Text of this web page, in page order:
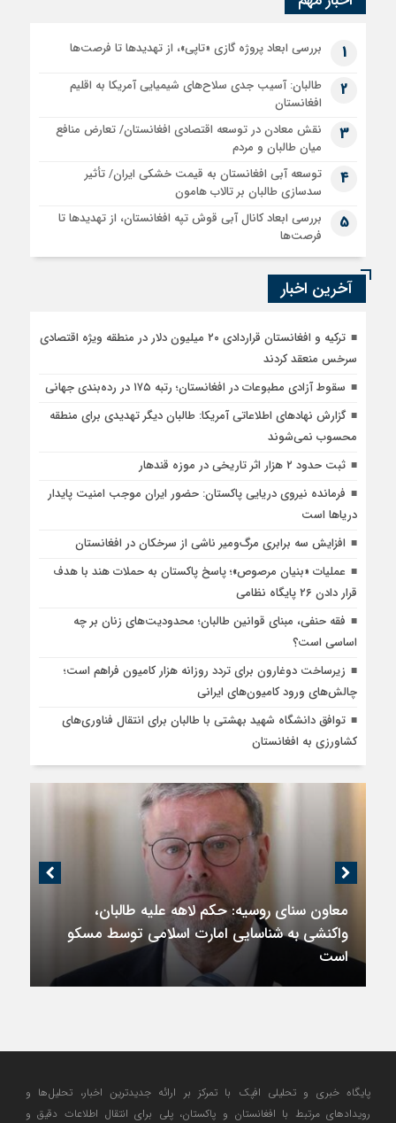
1 بررسی ابعاد پروژه گازی «تاپی»، از تهدیدها تا فرصت‌ها
2
طالبان: آسیب جدی سلاح‌های شیمیایی آمریکا به اقلیم
افغانستان
3
نقش معادن در توسعه اقتصادی افغانستان/ تعارض منافع
میان طالبان و مردم
4
توسعه آبی افغانستان به قیمت خشکی ایران/ تأثیر
سدسازی طالبان بر تالاب هامون
5
بررسی ابعاد کانال آبی قوش تپه افغانستان، از تهدیدها تا
فرصت‌ها
آخرین اخبار
ترکیه و افغانستان قراردادی ۲۰ میلیون دلار در منطقه ویژه اقتصادی
سرخس منعقد کردند
سقوط آزادی مطبوعات در افغانستان؛ رتبه ۱۷۵ در رده‌بندی جهانی
گزارش نهادهای اطلاعاتی آمریکا: طالبان دیگر تهدیدی برای منطقه
محسوب نمی‌شوند
ثبت حدود ۲ هزار اثر تاریخی در موزه قندهار
فرمانده نیروی دریایی پاکستان: حضور ایران موجب امنیت پایدار
دریاها است
افزایش سه برابری مرگ‌ومیر ناشی از سرخکان در افغانستان
عملیات «بنیان مرصوص»؛ پاسخ پاکستان به حملات هند با هدف
قرار دادن ۲۶ پایگاه نظامی
فقه حنفی، مبنای قوانین طالبان؛ محدودیت‌های زنان بر چه
اساسی است؟
زیرساخت دوغارون برای تردد روزانه هزار کامیون فراهم است؛
چالش‌های ورود کامیون‌های ایرانی
توافق دانشگاه شهید بهشتی با طالبان برای انتقال فناوری‌های
کشاورزی به افغانستان
معاون سنای روسیه: حکم لاهه علیه طالبان،
واکنشی به شناسایی امارت اسلامی توسط مسکو
است
پایگاه خبری و تحلیلی افپک با تمرکز بر ارائه جدیدترین اخبار، تحلیل‌ها و
رویدادهای مرتبط با افغانستان و پاکستان، پلی برای انتقال اطلاعات دقیق و